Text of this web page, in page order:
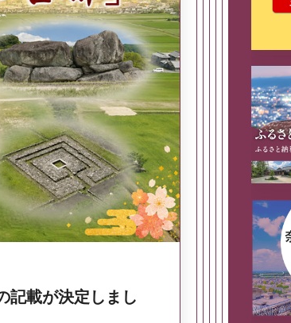
記載が決定しまし
奈良県政策集